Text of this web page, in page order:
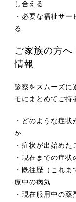
し合える
・必要な福祉サ
る
ご家族の方へ
情報
診察をスムーズに
モにまとめてご持
・どのような症
か
・症状が出始め
・現在までの症
・既往歴（これ
療中の病気
・現在服用中の薬